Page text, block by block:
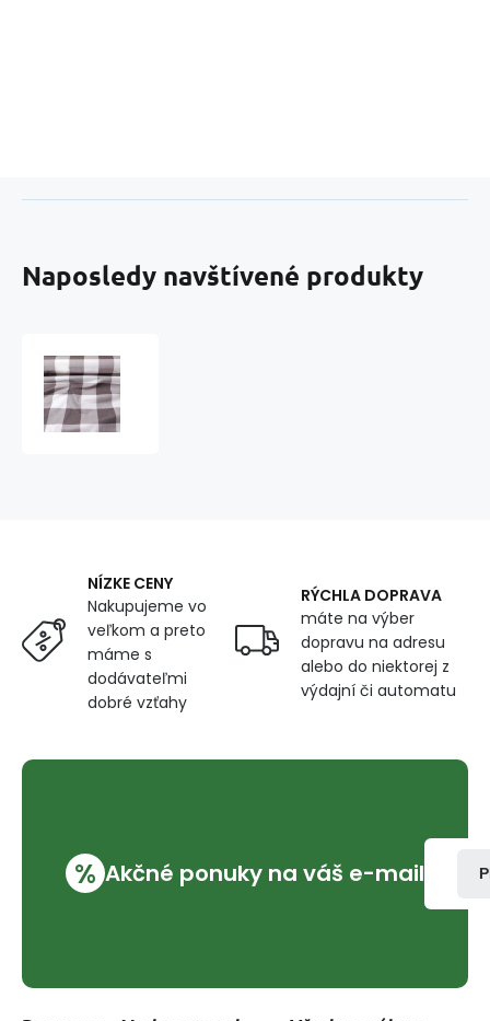
Naposledy navštívené produkty
cm
NÍZKE CENY
Nakupujeme vo
veľkom a preto
máme s
dodávateľmi
dobré vzťahy
RÝCHLA DOPRAVA
máte na výber
dopravu na adresu
alebo do niektorej z
výdajní či automatu
% Akčné ponuky na váš e-mail